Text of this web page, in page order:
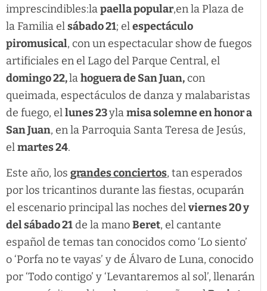
imprescindibles:lapaella popular,en la Plaza de
la Familia elsábado 21; elespectáculo
piromusical, con un espectacular show de fuegos
artificiales en el Lago del Parque Central, el
domingo 22,lahoguera de San Juan,con
queimada, espectáculos de danza y malabaristas
de fuego, ellunes 23ylamisa solemne en honor a
San Juan, en la Parroquia Santa Teresa de Jesús,
elmartes 24.
Este año, los grandes conciertos, tan esperados
por los tricantinos durante las fiestas, ocuparán
el escenario principal las noches delviernes 20 y
del sábado 21 de la manoBeret, el cantante
español de temas tan conocidos como ‘Lo siento’
o ‘Porfa no te vayas’ y de Álvaro de Luna, conocido
por ‘Todo contigo’ y ‘Levantaremos al sol’, llenarán